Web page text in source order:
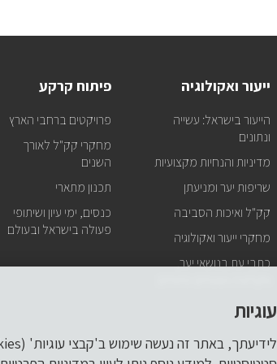
ייעור ואקולוגיה
הייעור בישראל: עשייה
ונתונים
מדיניות והנחיות מקצועיות
שריפות יער ומניעתן
קק"ל ואיכות הסביבה
מחקרי ייעור ואקולוגיה
כתבי עת בנושאי יער,
פיתוח קרקע
פרויקטים ברחבי הארץ
מחקרי קק"ל לאורך
השנים
תכנון מתארי
כנסים, ימי עיון ושיתופי
פעולה בישראל ובעולם
עוגיות